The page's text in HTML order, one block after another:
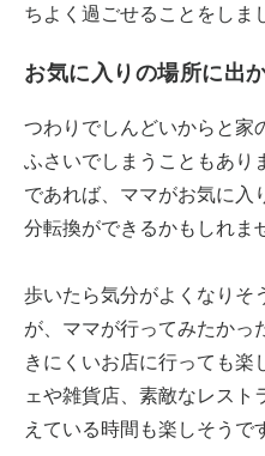
ちよく過ごせることをしま
お気に入りの場所に出
つわりでしんどいからと家
ふさいでしまうこともあり
であれば、ママがお気に入
分転換ができるかもしれま
歩いたら気分がよくなりそ
が、ママが行ってみたかっ
きにくいお店に行っても楽
ェや雑貨店、素敵なレスト
えている時間も楽しそうで